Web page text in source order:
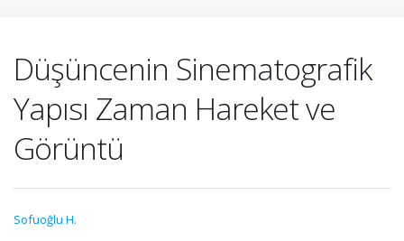
Düşüncenin Sinematografik
Yapısı Zaman Hareket ve
Görüntü
Sofuoğlu H.